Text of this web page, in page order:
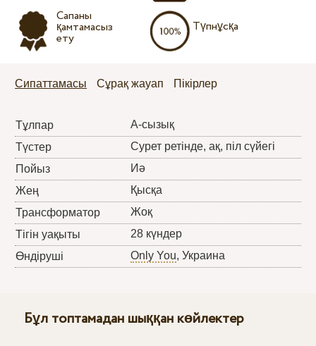
Сапаны
қамтамасыз
ету
Түпнұсқа
Сипаттамасы Сұрақ жауап Пікірлер
Тұлпар
А-сызық
Түстер
Сурет ретінде, ақ, піл сүйегі
Пойыз
Иә
Жең
Қысқа
Трансформатор
Жоқ
Тігін уақыты
28 күндер
Өндіруші
Only You, Украина
Бұл топтамадан шыққан көйлектер